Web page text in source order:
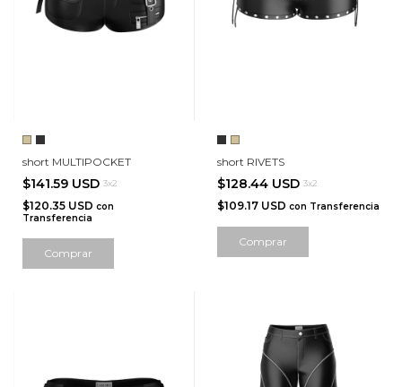
short MULTIPOCKET
$141.59 USD 3x2
$120.35 USD con
Transferencia
Comprar
short RIVETS
$128.44 USD 3x2
$109.17 USD con Transferencia
Comprar